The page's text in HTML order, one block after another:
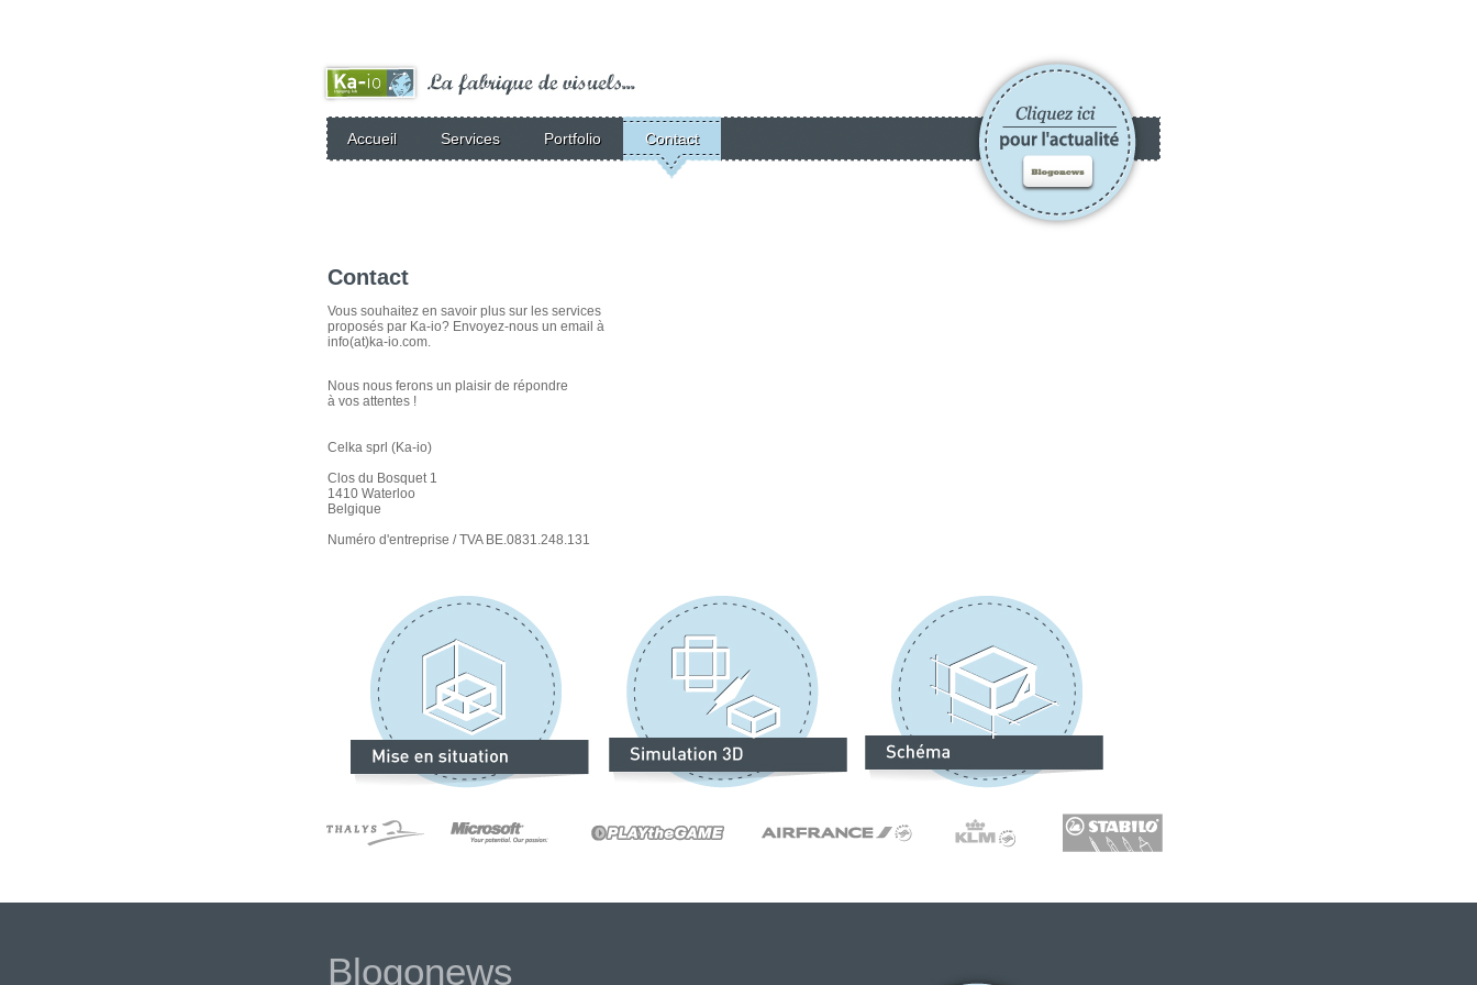
Accueil Services Portfolio Contact
Contact
Vous souhaitez en savoir plus sur les services
proposés par Ka-io? Envoyez-nous un email à
info(at)ka-io.com.
Nous nous ferons un plaisir de répondre
à vos attentes !
Celka sprl (Ka-io)
Clos du Bosquet 1
1410 Waterloo
Belgique
Numéro d'entreprise / TVA BE.0831.248.131
Blogonews